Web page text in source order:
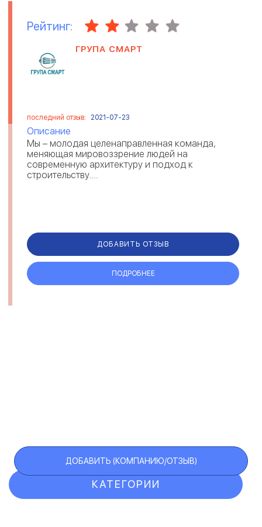
Рейтинг:
ГРУПА СМАРТ
последний отзыв: 2021-07-23
Описание
Мы – молодая целенаправленная команда,
меняющая мировоззрение людей на
современную архитектуру и подход к
строительству....
ДОБАВИТЬ ОТЗЫВ
ПОДРОБНЕЕ
КАТЕГОРИИ
ДОБАВИТЬ (КОМПАНИЮ/ОТЗЫВ)